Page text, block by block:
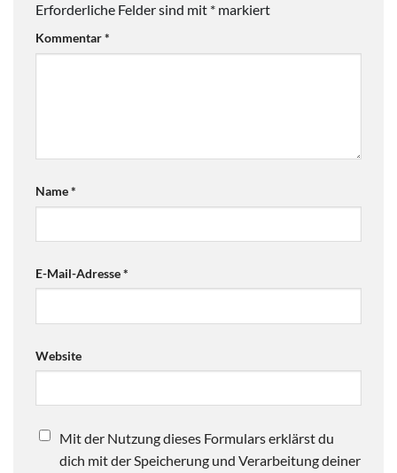
Erforderliche Felder sind mit * markiert
Kommentar*
Name*
E-Mail-Adresse*
Website
Mit der Nutzung dieses Formulars erklärst du
dich mit der Speicherung und Verarbeitung deiner